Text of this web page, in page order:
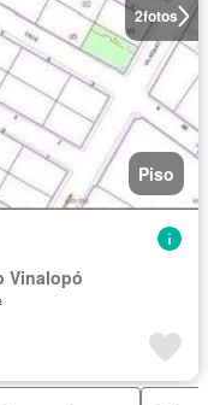
2fotos
Piso
Vinalopó